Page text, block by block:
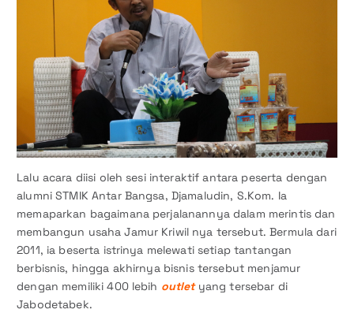
Lalu acara diisi oleh sesi interaktif antara peserta dengan
alumni STMIK Antar Bangsa, Djamaludin, S.Kom. Ia
memaparkan bagaimana perjalanannya dalam merintis dan
membangun usaha Jamur Kriwil nya tersebut. Bermula dari
2011, ia beserta istrinya melewati setiap tantangan
berbisnis, hingga akhirnya bisnis tersebut menjamur
dengan memiliki 400 lebih outlet yang tersebar di
Jabodetabek.